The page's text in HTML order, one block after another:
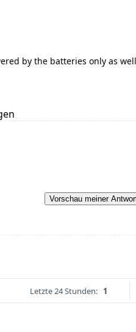
by the batteries only as
Vorschau meiner
Letzte 24 Stunden: 1